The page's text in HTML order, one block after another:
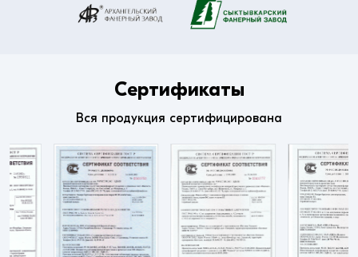
Сертификаты
Вся продукция сертифицирована